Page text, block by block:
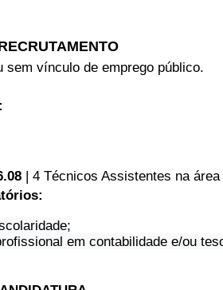
sem vínculo de emprego público.
| 4 Técnicos Assistentes na
em contabilidade e/ou